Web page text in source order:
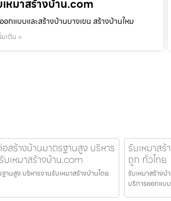
หมาสร้างบ้าน.com
อกแบบและสร้างบ้านบางเขน สร้างบ้านใหม
เติม »
สร้างบ้านมาตรฐานสูง บริหาร
เหมาสร้างบ้าน.com
นสูง บริหารงานรับเหมาสร้างบ้านโดย
รับเหมาส
ถูก ทั่วไทย
รับเหมาสร้าง
บริการออกแบ